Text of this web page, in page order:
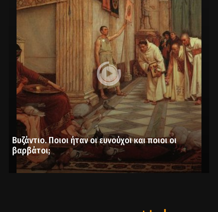
Βυζάντιο. Ποιοι ήταν οι ευνούχοι και ποιοι οι
βαρβάτοι;